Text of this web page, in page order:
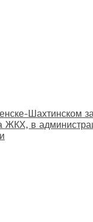
Шахтинском
ЖКХ, в